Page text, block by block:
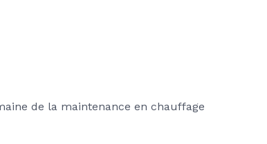
de la maintenance en chauffage